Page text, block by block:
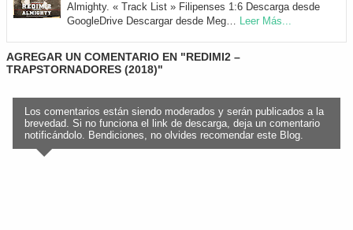
Almighty. « Track List » Filipenses 1:6 Descarga desde
GoogleDrive Descargar desde Meg… Leer Más...
AGREGAR UN COMENTARIO EN "REDIMI2 –
TRAPSTORNADORES (2018)"
Los comentarios están siendo moderados y serán publicados a la
brevedad. Si no funciona el link de descarga, deja un comentario
notificándolo. Bendiciones, no olvides recomendar este Blog.